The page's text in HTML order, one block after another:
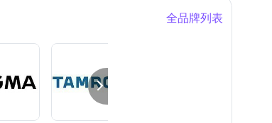
全品牌列表